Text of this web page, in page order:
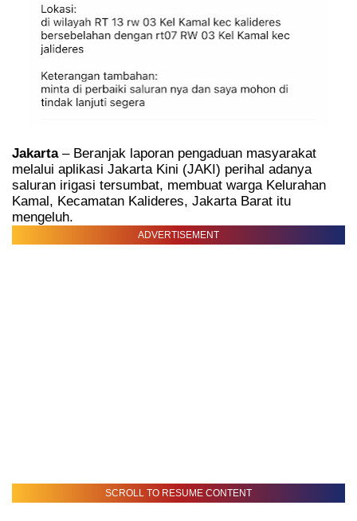
Jakarta– Beranjak laporan pengaduan masyarakat
melalui aplikasi Jakarta Kini (JAKI) perihal adanya
saluran irigasi tersumbat, membuat warga Kelurahan
Kamal, Kecamatan Kalideres, Jakarta Barat itu
mengeluh.
ADVERTISEMENT
SCROLL TO RESUME CONTENT